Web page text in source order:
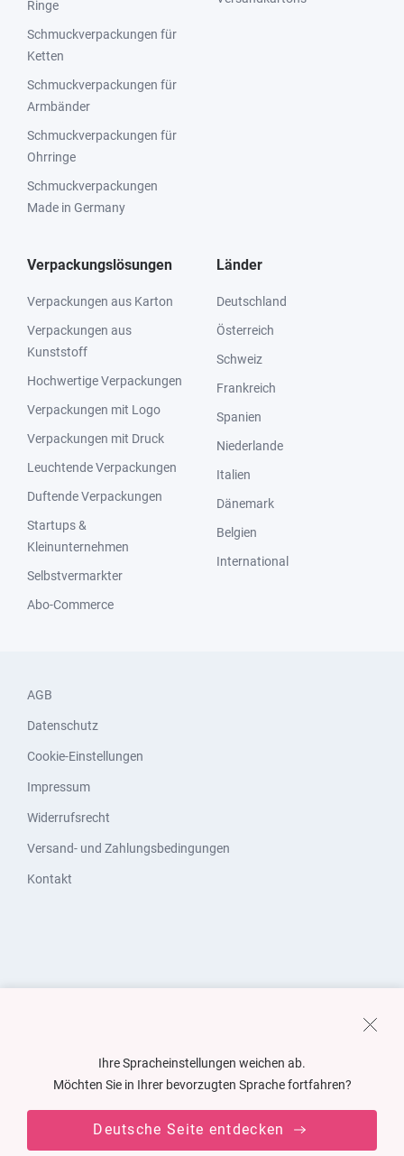
Ringe
Schmuckverpackungen für
Ketten
Schmuckverpackungen für
Armbänder
Schmuckverpackungen für
Ohrringe
Schmuckverpackungen
Made in Germany
Verpackungslösungen
Verpackungen aus Karton
Verpackungen aus
Kunststoff
Hochwertige Verpackungen
Verpackungen mit Logo
Verpackungen mit Druck
Leuchtende Verpackungen
Duftende Verpackungen
Startups &
Kleinunternehmen
Selbstvermarkter
Abo-Commerce
Länder
Deutschland
Österreich
Schweiz
Frankreich
Spanien
Niederlande
Italien
Dänemark
Belgien
International
AGB
Datenschutz
Cookie-Einstellungen
Impressum
Widerrufsrecht
Versand- und Zahlungsbedingungen
Kontakt
Ihre Spracheinstellungen weichen ab.
Möchten Sie in Ihrer bevorzugten Sprache fortfahren?
Deutsche Seite entdecken